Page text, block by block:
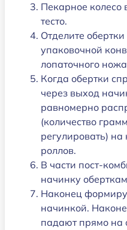
Пекарное колесо
тесто.
Отделите
упаковочной
лопаточного
Когда обертки
через выход
равномерно
(количество
регулировать)
роллов.
В части пост-
начинку
Наконец
начинкой.
падают прямо